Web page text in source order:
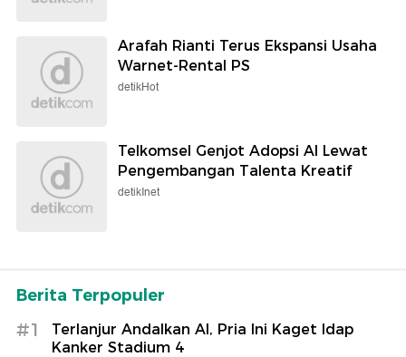
Arafah Rianti Terus Ekspansi Usaha
Warnet-Rental PS
detikHot
Telkomsel Genjot Adopsi AI Lewat
Pengembangan Talenta Kreatif
detikInet
Berita Terpopuler
#1
Terlanjur Andalkan AI, Pria Ini Kaget Idap
Kanker Stadium 4